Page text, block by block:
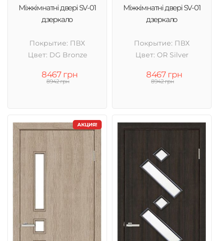
Міжкімнатні двері SV-01
дзеркало
Покрытие: ПВХ
Цвет: DG Bronze
8467 грн
8942 грн
Міжкімнатні двері SV-01
дзеркало
Покрытие: ПВХ
Цвет: OR Silver
8467 грн
8942 грн
АКЦИЯ!